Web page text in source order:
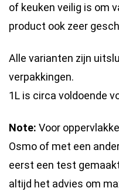
of keuken veilig is om
product ook zeer
Alle varianten zijn
verpakkingen.
1L is circa voldoende
Note: Voor
Osmo of met een
eerst een test
altijd het advies om